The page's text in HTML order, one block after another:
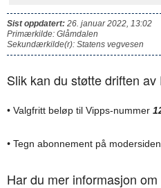
Sist oppdatert: 26. januar 2022, 13:02
Primærkilde: Glåmdalen
Sekundærkilde(r): Statens vegvesen
Slik kan du støtte driften av
• Valgfritt beløp til Vipps-nummer
• Tegn abonnement på modersiden
Har du mer informasjon om